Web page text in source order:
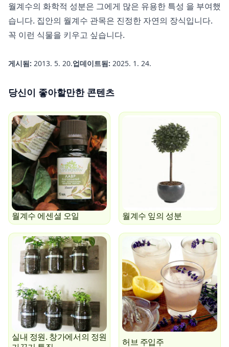
월계수의 화학적 성분은 그에게 많은 유용한 특성 을 부여했
습니다. 집안의 월계수 관목은 진정한 자연의 장식입니다.
꼭 이런 식물을 키우고 싶습니다.
게시됨: 2013. 5. 20.업데이트됨: 2025. 1. 24.
당신이 좋아할만한 콘텐츠
월계수 에센셜 오일 월계수 잎의 성분
실내 정원. 창가에서의 정원
허브 주입주